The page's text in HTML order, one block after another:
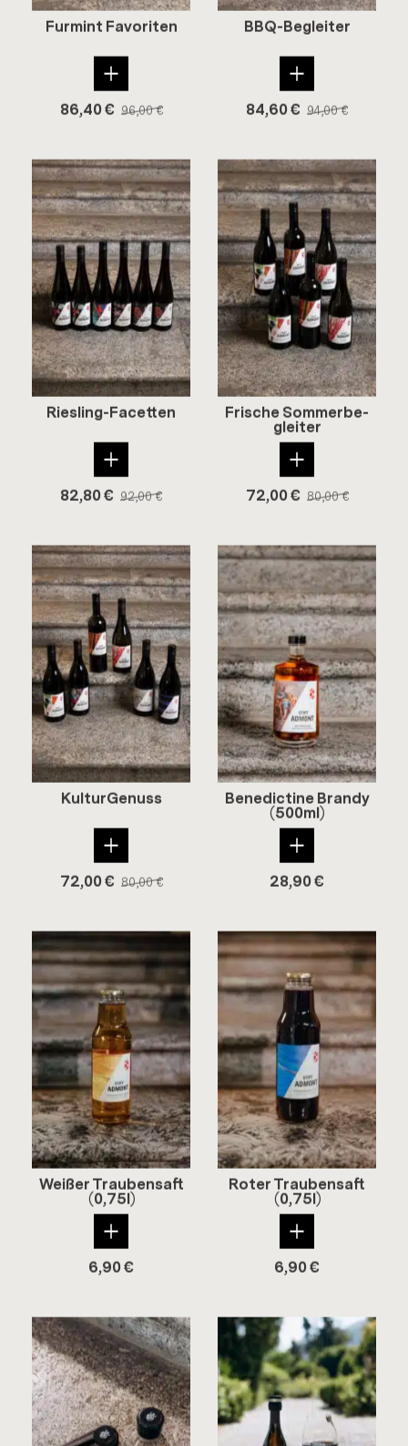
Fur­mint Fa­vo­ri­ten
86,40€ 96,00€
BBQ-​Begleiter
84,60€ 94,00€
Riesling-​Facetten
82,80€ 92,00€
Fri­sche Som­mer­be­
glei­ter
72,00€ 80,00€
Kul­tur­Ge­nuss
72,00€ 80,00€
Be­ne­dic­ti­ne Bran­dy
(500ml)
28,90€
Wei­ßer Trau­ben­saft
(0,75l)
6,90€
Roter Trau­ben­saft
(0,75l)
6,90€